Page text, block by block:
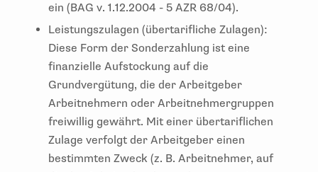
ein (BAG v. 1.12.2004 - 5 AZR 68/04).
Leistungszulagen (übertarifliche Zulagen):
Diese Form der Sonderzahlung ist eine
finanzielle Aufstockung auf die
Grundvergütung, die der Arbeitgeber
Arbeitnehmern oder Arbeitnehmergruppen
freiwillig gewährt. Mit einer übertariflichen
Zulage verfolgt der Arbeitgeber einen
bestimmten Zweck (z. B. Arbeitnehmer, auf